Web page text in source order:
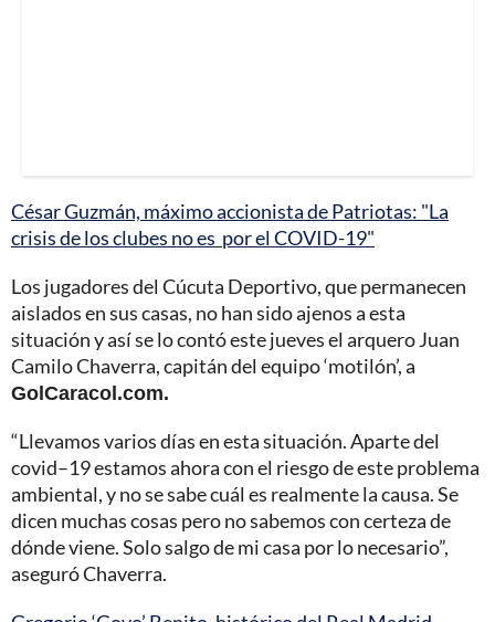
César Guzmán, máximo accionista de Patriotas: "La
crisis de los clubes no es por el COVID-19"
Los jugadores del Cúcuta Deportivo, que permanecen
aislados en sus casas, no han sido ajenos a esta
situación y así se lo contó este jueves el arquero Juan
Camilo Chaverra, capitán del equipo ‘motilón’, a
GolCaracol.com.
“Llevamos varios días en esta situación. Aparte del
covid–19 estamos ahora con el riesgo de este problema
ambiental, y no se sabe cuál es realmente la causa. Se
dicen muchas cosas pero no sabemos con certeza de
dónde viene. Solo salgo de mi casa por lo necesario”,
aseguró Chaverra.